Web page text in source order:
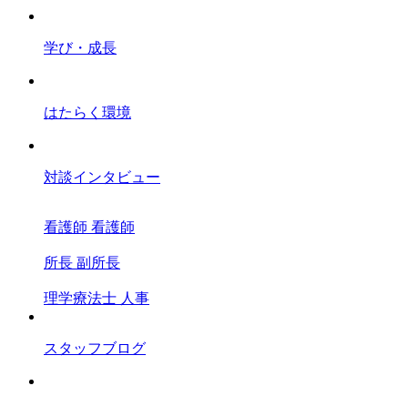
学び・成長
はたらく環境
対談インタビュー
看護師 看護師
所長 副所長
理学療法士 人事
スタッフブログ